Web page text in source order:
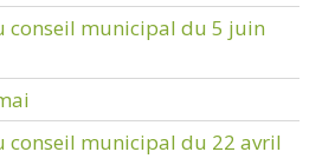
conseil municipal du 5 juin
conseil municipal du 22 avril